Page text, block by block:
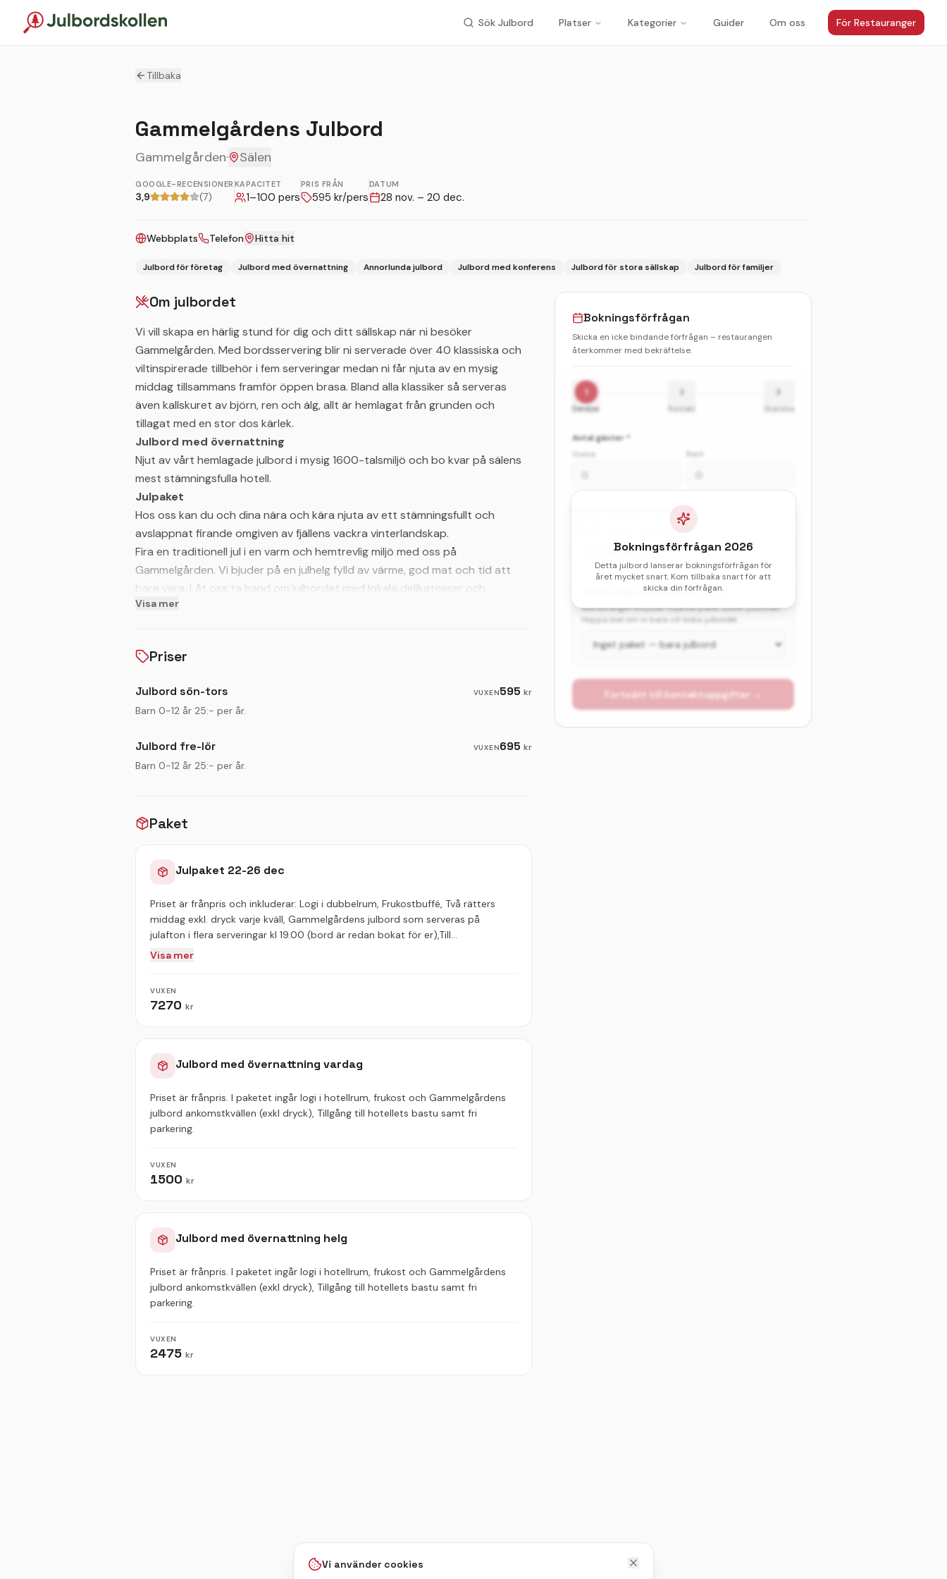
Sök Julbord Platser Kategorier Guider Om oss För Restauranger
Tillbaka
Gammelgårdens Julbord
Gammelgården· Sälen
GOOGLE-RECENSIONER
3,9 (7)
KAPACITET
1–100 pers
PRIS FRÅN
595 kr/pers
DATUM
28 nov. – 20 dec.
Webbplats Telefon Hitta hit
Julbord för företag Julbord med övernattning Annorlunda julbord Julbord med konferens Julbord för stora sällskap Julbord för familjer
Om julbordet
Vi vill skapa en härlig stund för dig och ditt sällskap när ni besöker
Gammelgården. Med bordsservering blir ni serverade över 40 klassiska och
viltinspirerade tillbehör i fem serveringar medan ni får njuta av en mysig
middag tillsammans framför öppen brasa. Bland alla klassiker så serveras
även kallskuret av björn, ren och älg, allt är hemlagat från grunden och
tillagat med en stor dos kärlek.
Julbord med övernattning
Njut av vårt hemlagade julbord i mysig 1600-talsmiljö och bo kvar på sälens
mest stämningsfulla hotell.
Julpaket
Hos oss kan du och dina nära och kära njuta av ett stämningsfullt och
avslappnat firande omgiven av fjällens vackra vinterlandskap.
Fira en traditionell jul i en varm och hemtrevlig miljö med oss på
Gammelgården. Vi bjuder på en julhelg fylld av värme, god mat och tid att
bara vara. Låt oss ta hand om julbordet med lokala delikatesser och
klassiska julfavoriter, så kan du luta dig tillbaka och njuta av gemenskapen
Visa mer
Priser
Julbord sön-tors VUXEN595 kr
Barn 0-12 år 25:- per år.
Julbord fre-lör VUXEN695 kr
Barn 0-12 år 25:- per år.
Paket
Julpaket 22-26 dec
Priset är frånpris och inkluderar: Logi i dubbelrum, Frukostbuffé, Två rätters
middag exkl. dryck varje kväll, Gammelgårdens julbord som serveras på
julafton i flera serveringar kl 19.00 (bord är redan bokat för er),Till…
Visa mer
VUXEN
7270 kr
Julbord med övernattning vardag
Priset är frånpris. I paketet ingår logi i hotellrum, frukost och Gammelgårdens
julbord ankomstkvällen (exkl dryck), Tillgång till hotellets bastu samt fri
parkering.
VUXEN
1500 kr
Julbord med övernattning helg
Priset är frånpris. I paketet ingår logi i hotellrum, frukost och Gammelgårdens
julbord ankomstkvällen (exkl dryck), Tillgång till hotellets bastu samt fri
parkering.
VUXEN
2475 kr
Bokningsförfrågan
Skicka en icke bindande förfrågan – restaurangen
återkommer med bekräftelse.
1
Detaljer Kontakt
3
Granska
Antal gäster *
Vuxna Barn
Önskat datum & sittningstid *
Välj ditt förstaval av datum och tid.
Välj datum
Vill ni lägga till ett paket?(valfritt)
Restaurangen erbjuder följande paket utöver julbordet.
Hoppa över om ni bara vill boka julbordet.
Fortsätt till kontaktuppgifter →
Bokningsförfrågan 2026
Detta julbord lanserar bokningsförfrågan för
året mycket snart. Kom tillbaka snart för att
skicka din förfrågan.
Vi använder cookies